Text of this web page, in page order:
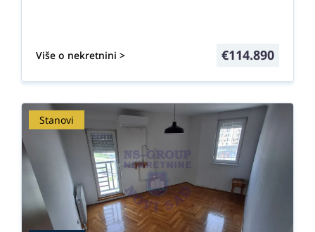
Više o nekretnini > €114.890
Stanovi